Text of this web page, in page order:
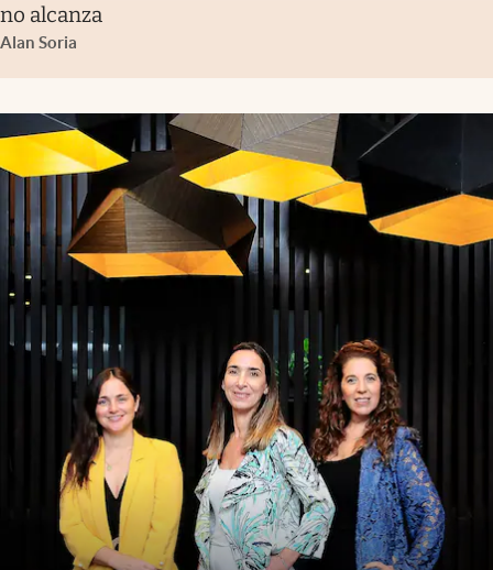
no alcanza
Alan Soria